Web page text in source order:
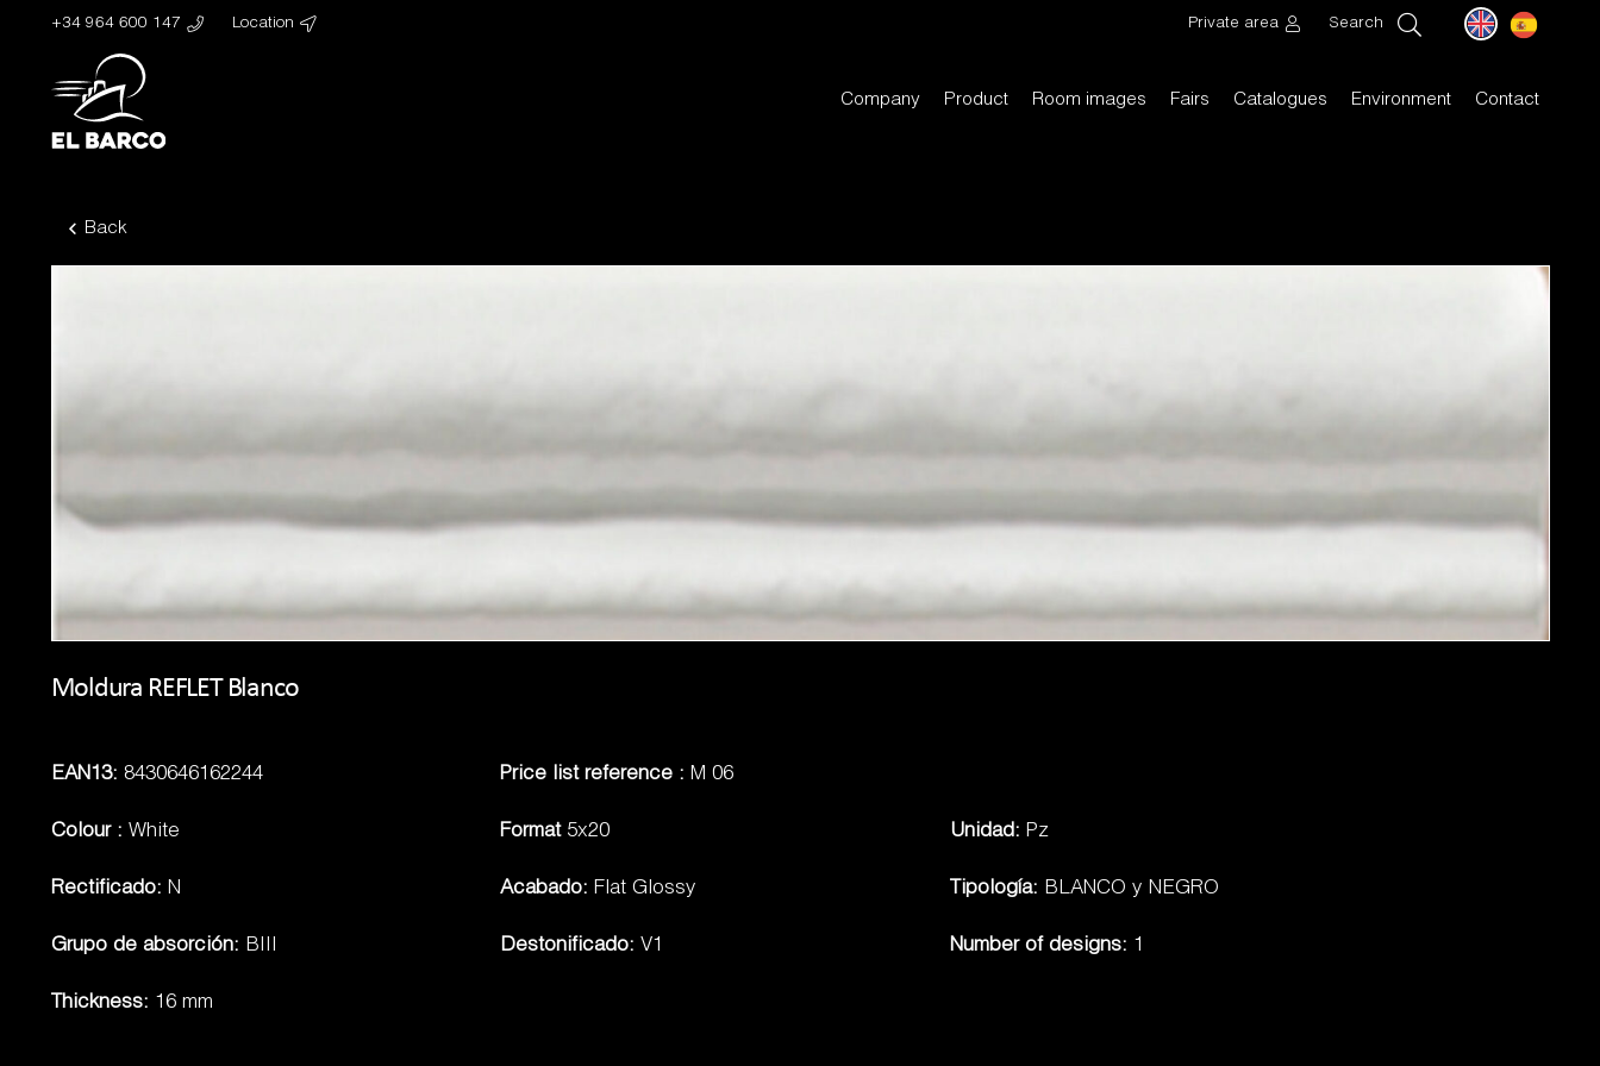
+34 964 600 147 Location Private area Search
Company Product Room images Fairs Catalogues Environment Contact
Back
Moldura REFLET Blanco
EAN13: 8430646162244 Price list reference :M 06
Colour : White Format 5x20 Unidad: Pz
Rectificado: N Acabado:Flat Glossy Tipología: BLANCO y NEGRO
Grupo de absorción: BIII Destonificado: V1 Number of designs: 1
Thickness: 16 mm